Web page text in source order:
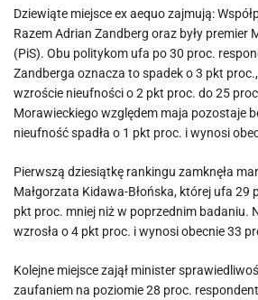
Dziewiąte miejsce ex aequo zajmują:
Razem Adrian Zandberg oraz były premier
(PiS). Obu politykom ufa po 30 proc.
Zandberga oznacza to spadek o 3 pkt
wzroście nieufności o 2 pkt proc. do 25
Morawieckiego względem maja pozostaje
nieufność spadła o 1 pkt proc. i wynosi
Pierwszą dziesiątkę rankingu zamknęła
Małgorzata Kidawa-Błońska, której ufa 29
pkt proc. mniej niż w poprzednim badaniu.
wzrosła o 4 pkt proc. i wynosi obecnie 33
Kolejne miejsce zajął minister
zaufaniem na poziomie 28 proc.